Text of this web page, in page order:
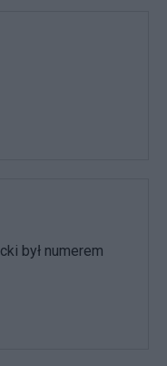
był numerem